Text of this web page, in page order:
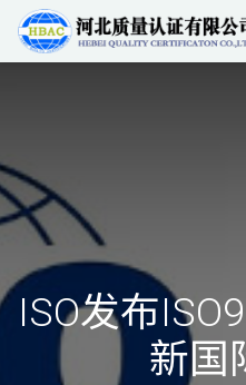
ISO发布
新国